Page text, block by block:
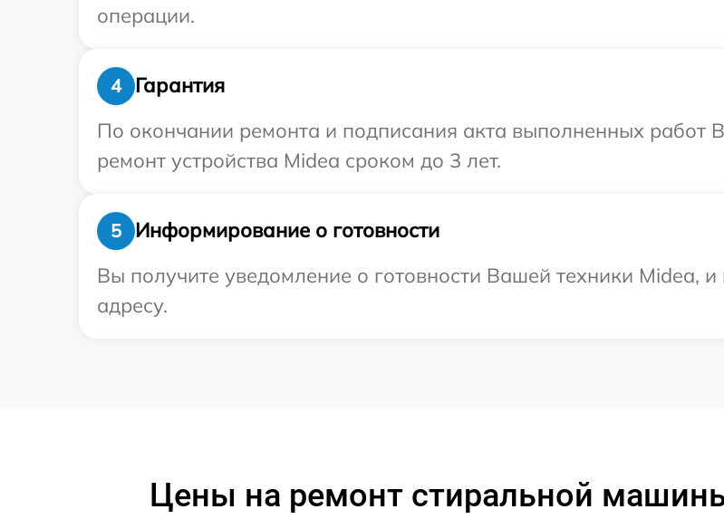
операции.
4
Гарантия
По окончании ремонта и подписания акта выполненных работ
ремонт устройства Midea сроком до 3 лет.
5
Информирование о готовности
Вы получите уведомление о готовности Вашей техники Midea,
адресу.
Цены на ремонт стиральной